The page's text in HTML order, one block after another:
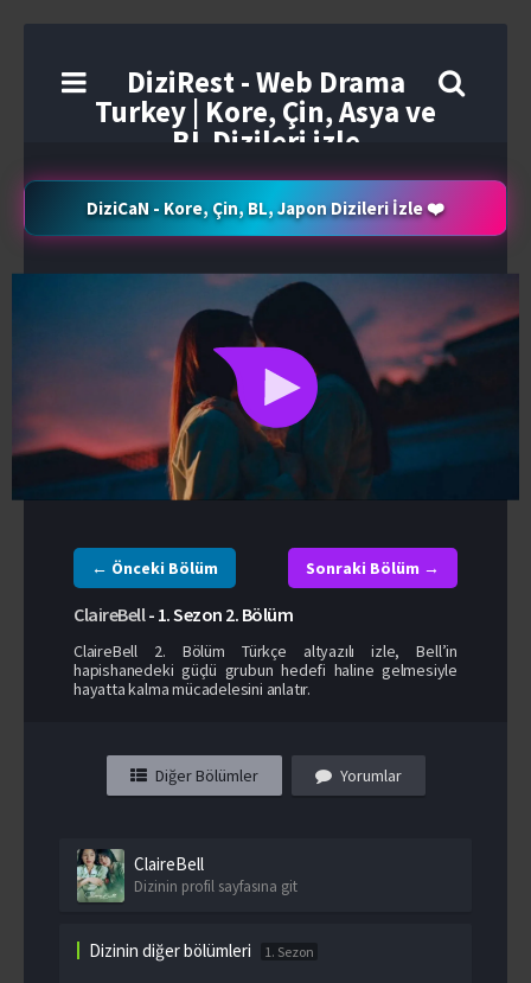
DiziRest - Web Drama
Turkey | Kore, Çin, Asya ve
BL Dizileri izle
DiziCaN - Kore, Çin, BL, Japon Dizileri İzle ❤️
← Önceki Bölüm Sonraki Bölüm →
ClaireBell- 1. Sezon 2. Bölüm
ClaireBell 2. Bölüm Türkçe altyazılı izle, Bell’in
hapishanedeki güçlü grubun hedefi haline gelmesiyle
hayatta kalma mücadelesini anlatır.
Diğer Bölümler Yorumlar
ClaireBell
Dizinin profil sayfasına git
Dizinin diğer bölümleri 1. Sezon